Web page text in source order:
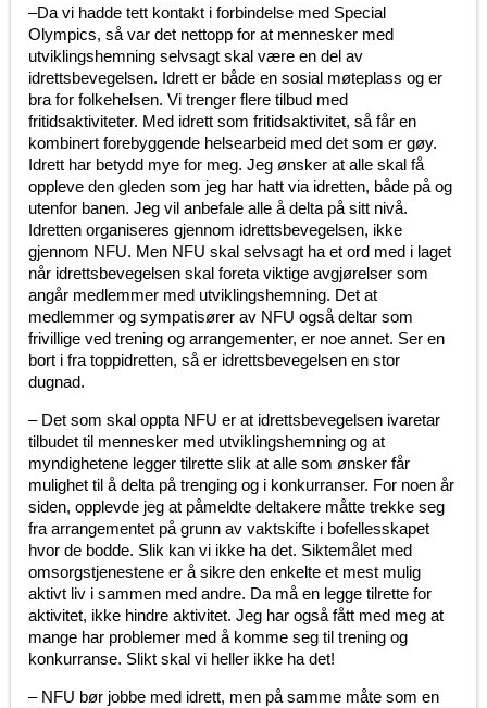
–Da vi hadde tett kontakt i forbindelse med Special
Olympics, så var det nettopp for at mennesker med
utviklingshemning selvsagt skal være en del av
idrettsbevegelsen. Idrett er både en sosial møteplass og er
bra for folkehelsen. Vi trenger flere tilbud med
fritidsaktiviteter. Med idrett som fritidsaktivitet, så får en
kombinert forebyggende helsearbeid med det som er gøy.
Idrett har betydd mye for meg. Jeg ønsker at alle skal få
oppleve den gleden som jeg har hatt via idretten, både på og
utenfor banen. Jeg vil anbefale alle å delta på sitt nivå.
Idretten organiseres gjennom idrettsbevegelsen, ikke
gjennom NFU. Men NFU skal selvsagt ha et ord med i laget
når idrettsbevegelsen skal foreta viktige avgjørelser som
angår medlemmer med utviklingshemning. Det at
medlemmer og sympatisører av NFU også deltar som
frivillige ved trening og arrangementer, er noe annet. Ser en
bort i fra toppidretten, så er idrettsbevegelsen en stor
dugnad.
– Det som skal oppta NFU er at idrettsbevegelsen ivaretar
tilbudet til mennesker med utviklingshemning og at
myndighetene legger tilrette slik at alle som ønsker får
mulighet til å delta på trenging og i konkurranser. For noen år
siden, opplevde jeg at påmeldte deltakere måtte trekke seg
fra arrangementet på grunn av vaktskifte i bofellesskapet
hvor de bodde. Slik kan vi ikke ha det. Siktemålet med
omsorgstjenestene er å sikre den enkelte et mest mulig
aktivt liv i sammen med andre. Da må en legge tilrette for
aktivitet, ikke hindre aktivitet. Jeg har også fått med meg at
mange har problemer med å komme seg til trening og
konkurranse. Slikt skal vi heller ikke ha det!
– NFU bør jobbe med idrett, men på samme måte som en